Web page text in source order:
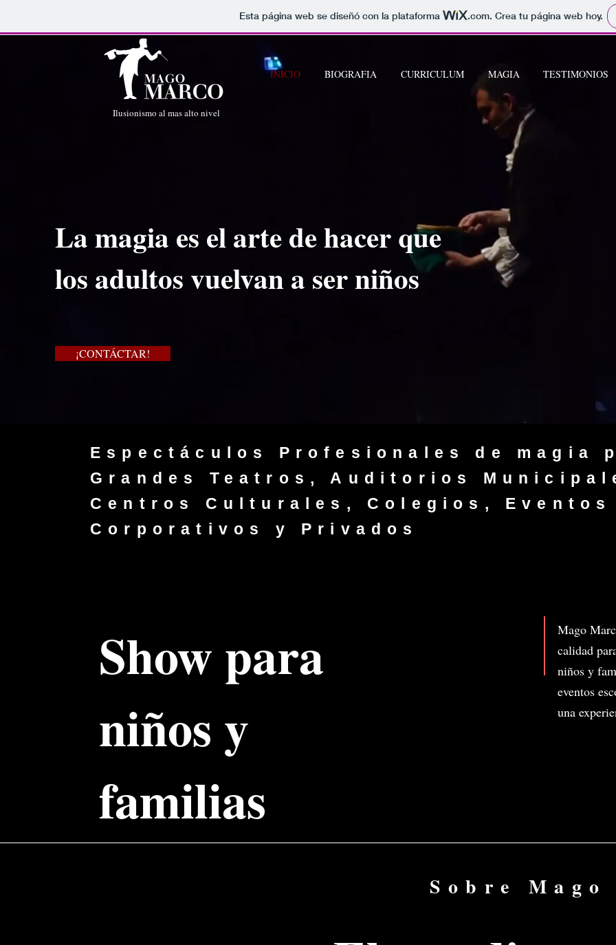
Esta página web se diseñó con la plataforma .com. Crea tu página web hoy.
INICIO BIOGRAFIA CURRICULUM MAGIA TESTIMONIOS
Ilusionismo al mas alto nivel
La magia es el arte de hacer que
los adultos vuelvan a ser niños
¡CONTÁCTAR!
Espectáculos Profesionales de magia
Grandes Teatros, Auditorios
Centros Culturales, Colegios, Eventos
Corporativos y Privados
Show para
niños y
familias
Mago
calidad
niños y
eventos
una
Sobre